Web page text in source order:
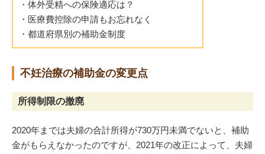
・体外受精への保険適応は？
・医療費控除の申請もお忘れなく
・都道府県別の補助金制度
不妊治療の補助金の変更点
所得制限の撤廃
2020年までは夫婦の合計所得が730万円未満でないと、補助
金がもらえなかったのですが、2021年の改正によって、夫婦